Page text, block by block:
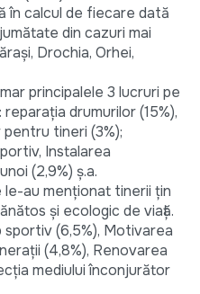
în calcul de fiecare dată
din cazuri mai
Drochia, Orhei,
principalele 3 lucruri pe
drumurilor (15%),
tineri (3%);
Instalarea
(2,9%) ș.a.
au menționat tinerii țin
și ecologic de viață.
sportiv (6,5%), Motivarea
(4,8%), Renovarea
mediului înconjurător